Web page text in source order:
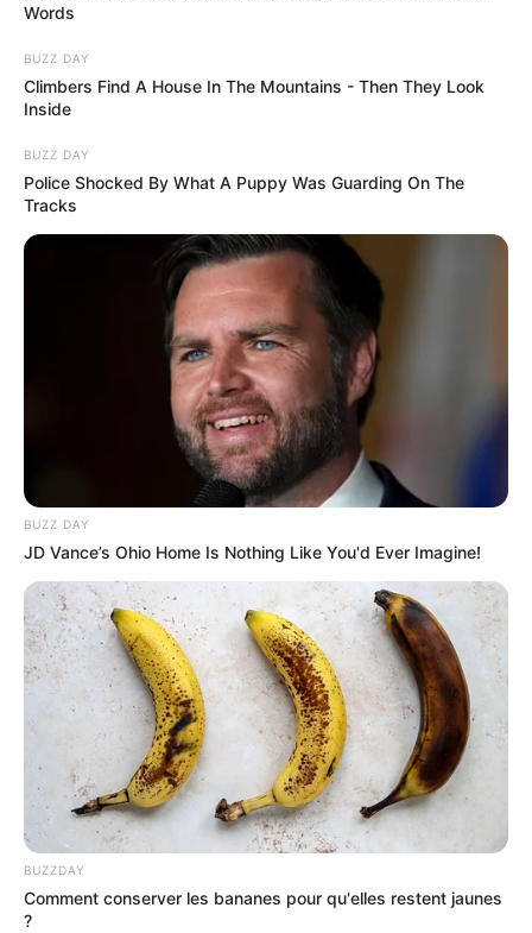
Words
BUZZ DAY
Climbers Find A House In The Mountains - Then They Look
Inside
BUZZ DAY
Police Shocked By What A Puppy Was Guarding On The
Tracks
BUZZ DAY
JD Vance’s Ohio Home Is Nothing Like You'd Ever Imagine!
BUZZDAY
Comment conserver les bananes pour qu'elles restent jaunes
?